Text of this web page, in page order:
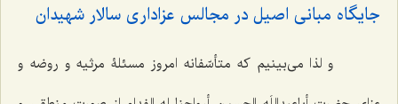
جایگاه مبانی اصیل در مجالس عزاداری سالار شهیدان
و لذا می‌بینیم که متأسّفانه امروز مسئلۀ مرثیه و روضه و